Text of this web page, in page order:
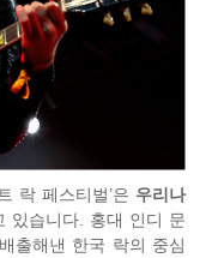
락 페스티벌’은 우리나
있습니다. 홍대 인디 문
출해낸 한국 락의 중심